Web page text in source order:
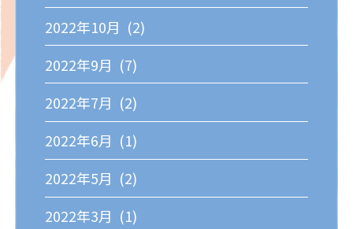
2022年10月 (2)
2022年9月 (7)
2022年7月 (2)
2022年6月 (1)
2022年5月 (2)
2022年3月 (1)